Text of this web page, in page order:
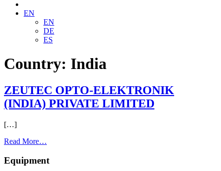
EN
EN
DE
ES
Country: India
ZEUTEC OPTO-ELEKTRONIK
(INDIA) PRIVATE LIMITED
[…]
Read More…
OPTO-
Equipment